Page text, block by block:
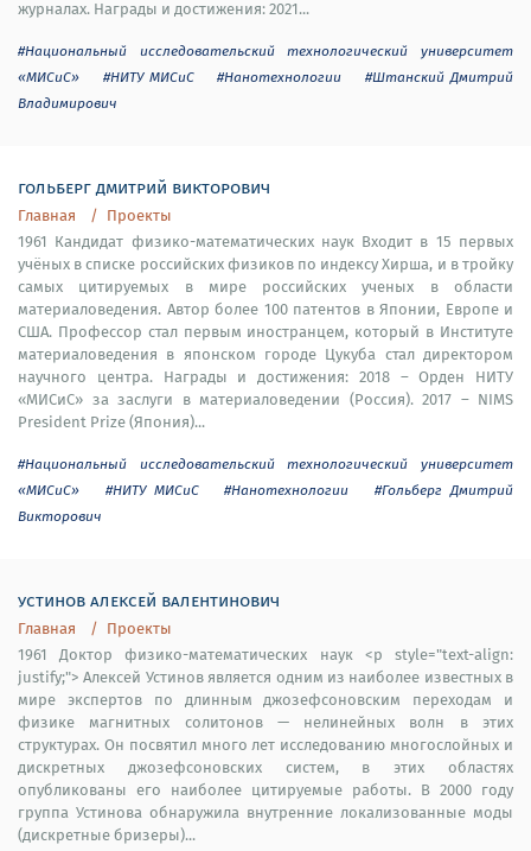
журналах. Награды и достижения: 2021...
#Национальный исследовательский технологический университет
«МИСиС»
#НИТУ МИСиС #Нанотехнологии
#Штанский Дмитрий
Владимирович
гольберг дмитрий викторович
Главная
Проекты
1961 Кандидат физико-математических наук Входит в 15 первых
учёных в списке российских физиков по индексу Хирша, и в тройку
самых цитируемых в мире российских ученых в области
материаловедения. Автор более 100 патентов в Японии, Европе и
США. Профессор стал первым иностранцем, который в Институте
материаловедения в японском городе Цукуба стал директором
научного центра. Награды и достижения: 2018 – Орден НИТУ
«МИСиС» за заслуги в материаловедении (Россия). 2017 – NIMS
President Prize (Япония)...
#Национальный исследовательский технологический университет
«МИСиС»
#НИТУ МИСиС #Нанотехнологии
#Гольберг Дмитрий
Викторович
устинов алексей валентинович
Главная
Проекты
1961 Доктор физико-математических наук <p style="text-align:
justify;"> Алексей Устинов является одним из наиболее известных в
мире экспертов по длинным джозефсоновским переходам и
физике магнитных солитонов — нелинейных волн в этих
структурах. Он посвятил много лет исследованию многослойных и
дискретных джозефсоновских систем, в этих областях
опубликованы его наиболее цитируемые работы. В 2000 году
группа Устинова обнаружила внутренние локализованные моды
(дискретные бризеры)...